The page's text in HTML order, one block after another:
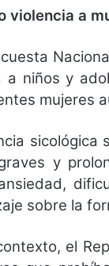
violencia a
a niños y
mujeres
sicológica
y
sobre la
el